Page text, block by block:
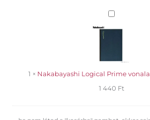
Nakabayashi
B5
kék
1 × Nakabayashi Logical Prime
1 440 Ft